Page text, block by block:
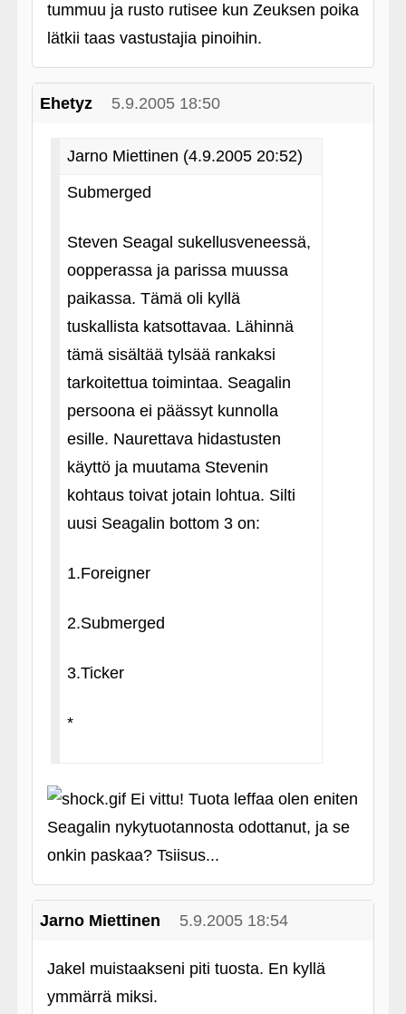
tummuu ja rusto rutisee kun Zeuksen poika
lätkii taas vastustajia pinoihin.
Ehetyz 5.9.2005 18:50
Jarno Miettinen (4.9.2005 20:52)
Submerged
Steven Seagal sukellusveneessä,
oopperassa ja parissa muussa
paikassa. Tämä oli kyllä
tuskallista katsottavaa. Lähinnä
tämä sisältää tylsää rankaksi
tarkoitettua toimintaa. Seagalin
persoona ei päässyt kunnolla
esille. Naurettava hidastusten
käyttö ja muutama Stevenin
kohtaus toivat jotain lohtua. Silti
uusi Seagalin bottom 3 on:
1.Foreigner
2.Submerged
3.Ticker
*
Ei vittu! Tuota leffaa olen eniten
Seagalin nykytuotannosta odottanut, ja se
onkin paskaa? Tsiisus...
Jarno Miettinen 5.9.2005 18:54
Jakel muistaakseni piti tuosta. En kyllä
ymmärrä miksi.